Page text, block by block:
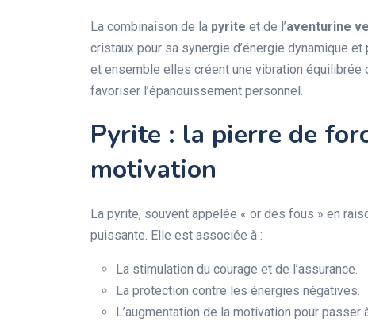
La combinaison de la pyrite et de l’aventurine
cristaux pour sa synergie d’énergie dynamique
et ensemble elles créent une vibration équilibrée
favoriser l’épanouissement personnel.
Pyrite : la pierre de
motivation
La pyrite, souvent appelée « or des fous » en
puissante. Elle est associée à :
La stimulation du courage et de l’assurance.
La protection contre les énergies négatives.
L’augmentation de la motivation pour passer à